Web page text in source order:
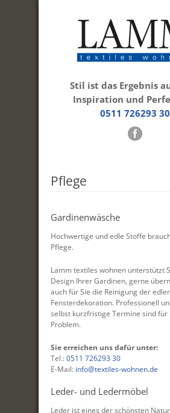
Stil ist das Ergebnis
Inspiration und
0511 726293 30
Pflege
Gardinenwäsche
Hochwertige und edle Stoffe
Pflege.
Lamm textiles wohnen unterstützt
Design Ihrer Gardinen, gerne
auch für Sie die Reinigung der
Fensterdekoration. Professionell
selbst kurzfristige Termine sind für
Problem.
Sie erreichen uns dafür unter:
Tel.:0511 726293 30
E-Mail: info@textiles-wohnen.de
Leder- und Ledermöbel
Leder ist eines der schönsten